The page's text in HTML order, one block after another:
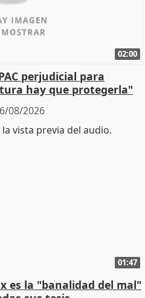
02:00
perjudicial para
hay que protegerla"
08/2026
01:47
es la "banalidad del mal"